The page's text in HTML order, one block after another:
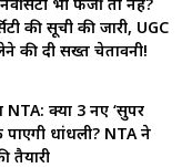
की सूची की जारी, UGC
की दी सख्त चेतावनी!
NTA: क्या 3 नए ‘सुपर
पाएगी धांधली? NTA ने
तैयारी